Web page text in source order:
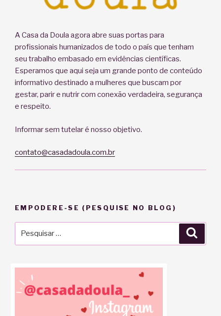
A Casa da Doula agora abre suas portas para
profissionais humanizados de todo o país que tenham
seu trabalho embasado em evidências científicas.
Esperamos que aqui seja um grande ponto de conteúdo
informativo destinado a mulheres que buscam por
gestar, parir e nutrir com conexão verdadeira, segurança
e respeito.
Informar sem tutelar é nosso objetivo.
contato@casadadoula.com.br
EMPODERE-SE (PESQUISE NO BLOG)